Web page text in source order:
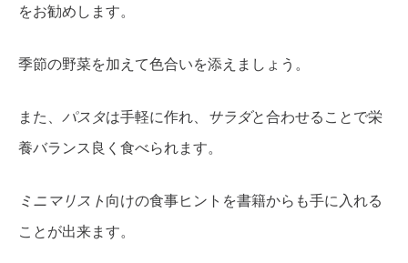
をお勧めします。
季節の野菜を加えて色合いを添えましょう。
また、 パスタは手軽に作れ、 サラダと合わせることで栄
養バランス良く食べられます。
ミニマリスト向けの食事ヒントを書籍からも手に入れる
ことが出来ます。